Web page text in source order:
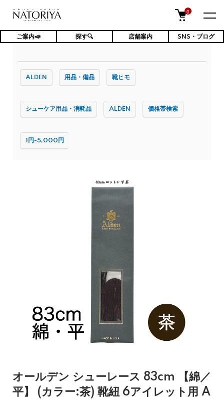
0
ご案内📣 探す🔍 店舗案内 SNS・ブログ
TOP ケア用品・消耗品
ALDEN 用品・備品 靴ヒモ
シューケア用品・消耗品 ALDEN 価格帯検索
1円-5,000円
オールデン シューレース 83cm 【綿／
平】 (カラー:茶) 靴紐 6アイレット用 A